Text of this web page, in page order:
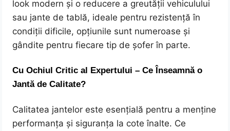
look modern și o reducere a greutății vehiculului
sau jante de tablă, ideale pentru rezistență în
condiții dificile, opțiunile sunt numeroase și
gândite pentru fiecare tip de șofer în parte.
Cu Ochiul Critic al Expertului – Ce Înseamnă o
Jantă de Calitate?
Calitatea jantelor este esențială pentru a menține
performanța și siguranța la cote înalte. Ce